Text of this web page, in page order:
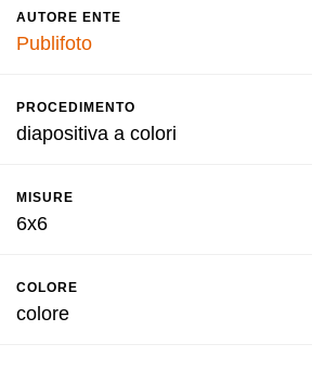
AUTORE ENTE
Publifoto
PROCEDIMENTO
diapositiva a colori
MISURE
6x6
COLORE
colore